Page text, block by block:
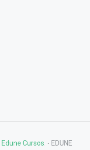
Edune Cursos. - EDUNE